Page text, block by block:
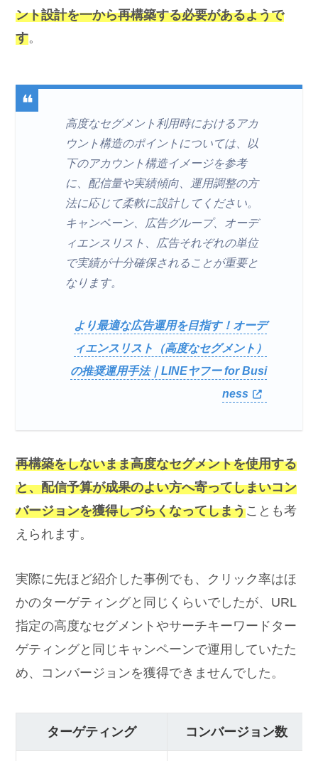
ント設計を一から再構築する必要があるようで
す。
高度なセグメント利用時におけるアカ
ウント構造のポイントについては、以
下のアカウント構造イメージを参考
に、配信量や実績傾向、運用調整の方
法に応じて柔軟に設計してください。
キャンペーン、広告グループ、オーデ
ィエンスリスト、広告それぞれの単位
で実績が十分確保されることが重要と
なります。
より最適な広告運用を目指す！オーデ
ィエンスリスト（高度なセグメント）
の推奨運用手法｜LINEヤフー for Busi
ness
再構築をしないまま高度なセグメントを使用する
と、配信予算が成果のよい方へ寄ってしまいコン
バージョンを獲得しづらくなってしまうことも考
えられます。
実際に先ほど紹介した事例でも、クリック率はほ
かのターゲティングと同じくらいでしたが、URL
指定の高度なセグメントやサーチキーワードター
ゲティングと同じキャンペーンで運用していたた
め、コンバージョンを獲得できませんでした。
ターゲティング コンバージョン数